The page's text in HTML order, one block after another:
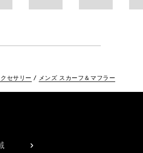
セサリー メンズ スカーフ＆マフラー